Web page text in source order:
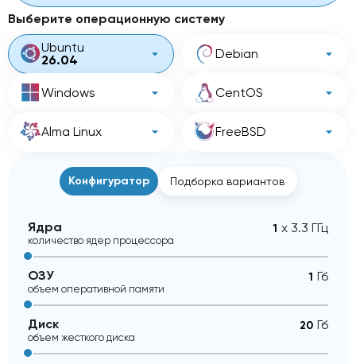
Выберите операционную систему
Ubuntu
26.04
Debian
Windows CentOS
Alma Linux FreeBSD
Конфигуратор Подборка вариантов
Ядра
количество ядер процессора
x 3.3 ГГц
ОЗУ
объем оперативной памяти
Гб
Диск
объем жесткого диска
Гб